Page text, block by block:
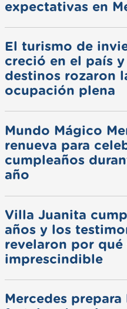
expectativas en
El turismo de
creció en el país
destinos rozaron
ocupación plena
Mundo Mágico
renueva para
cumpleaños
año
Villa Juanita
años y los
revelaron por qué
imprescindible
Mercedes prepara